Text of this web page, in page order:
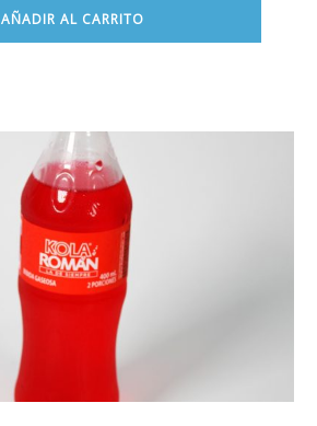
AÑADIR AL CARRITO